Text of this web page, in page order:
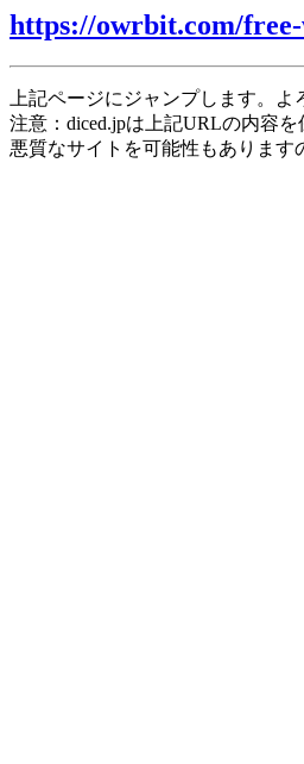
https://owrbit.com/
上記ページにジャンプします。
注意：diced.jpは上記URLの内容を
悪質なサイトを可能性もありま